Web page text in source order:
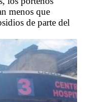
menos que
de parte del